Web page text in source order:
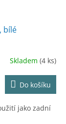
bílé
Skladem (4 ks)
Do košíku
jako zadní